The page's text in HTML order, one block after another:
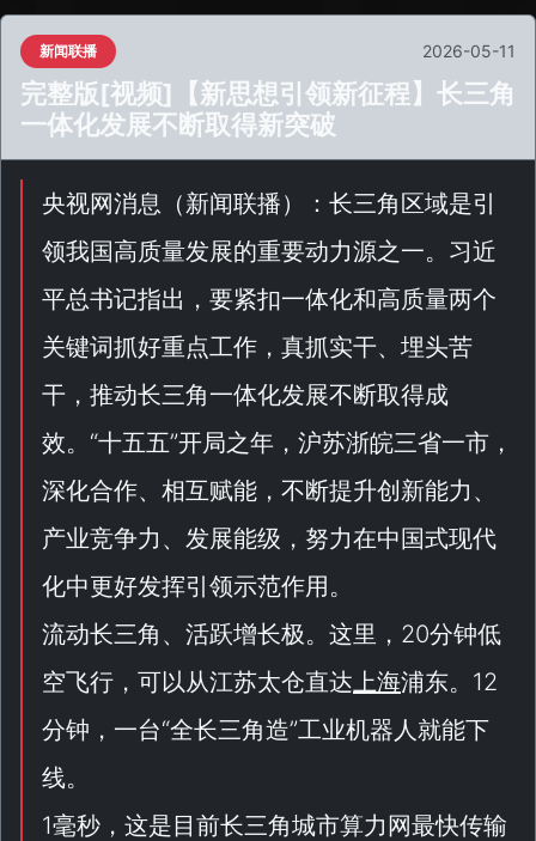
新闻联播 2026-05-11
完整版[视频]【新思想引领新征程】长三角
一体化发展不断取得新突破
央视网消息（新闻联播）：长三角区域是引
领我国高质量发展的重要动力源之一。习近
平总书记指出，要紧扣一体化和高质量两个
关键词抓好重点工作，真抓实干、埋头苦
干，推动长三角一体化发展不断取得成
效。“十五五”开局之年，沪苏浙皖三省一市，
深化合作、相互赋能，不断提升创新能力、
产业竞争力、发展能级，努力在中国式现代
化中更好发挥引领示范作用。
流动长三角、活跃增长极。这里，20分钟低
空飞行，可以从江苏太仓直达上海浦东。12
分钟，一台“全长三角造”工业机器人就能下
线。
1毫秒，这是目前长三角城市算力网最快传输